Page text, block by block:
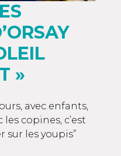
»
avec enfants,
les copines, c’est
sur les youpis”